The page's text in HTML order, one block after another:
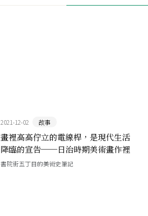
2021-12-02 故事
畫裡高高佇立的電線桿，是現代生活
降臨的宣告──日治時期美術畫作裡
的臺灣電力城市
書院街五丁目的美術史筆記